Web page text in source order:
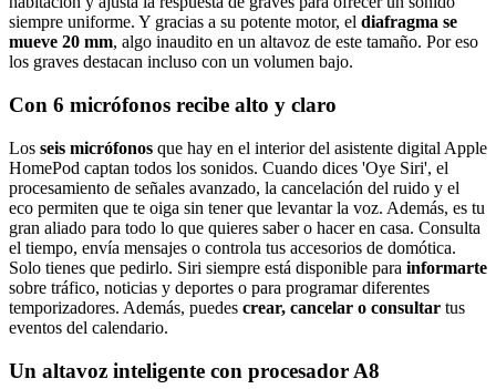
siempre uniforme. Y gracias a su potente motor, el diafragma se
mueve 20 mm, algo inaudito en un altavoz de este tamaño. Por eso
los graves destacan incluso con un volumen bajo.
Con 6 micrófonos recibe alto y claro
Los seis micrófonos que hay en el interior del asistente digital Apple
HomePod captan todos los sonidos. Cuando dices 'Oye Siri', el
procesamiento de señales avanzado, la cancelación del ruido y el
eco permiten que te oiga sin tener que levantar la voz. Además, es tu
gran aliado para todo lo que quieres saber o hacer en casa. Consulta
el tiempo, envía mensajes o controla tus accesorios de domótica.
Solo tienes que pedirlo. Siri siempre está disponible para informarte
sobre tráfico, noticias y deportes o para programar diferentes
temporizadores. Además, puedes crear, cancelar o consultar tus
eventos del calendario.
Un altavoz inteligente con procesador A8